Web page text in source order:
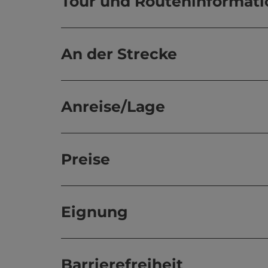
An der Strecke
Anreise/Lage
Preise
Eignung
Barrierefreiheit